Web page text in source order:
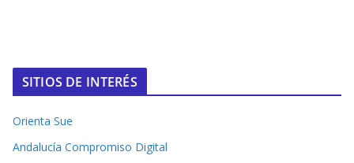
SITIOS DE INTERÉS
Orienta Sue
Andalucía Compromiso Digital